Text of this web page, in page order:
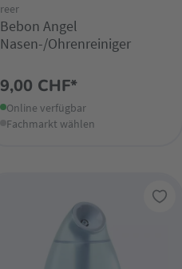
reer
Bebon Angel
Nasen-/Ohrenreiniger
9,00 CHF*
Online verfügbar
Fachmarkt wählen